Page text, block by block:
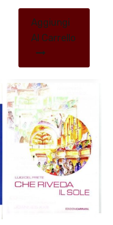
Aggiungi
Al Carrello